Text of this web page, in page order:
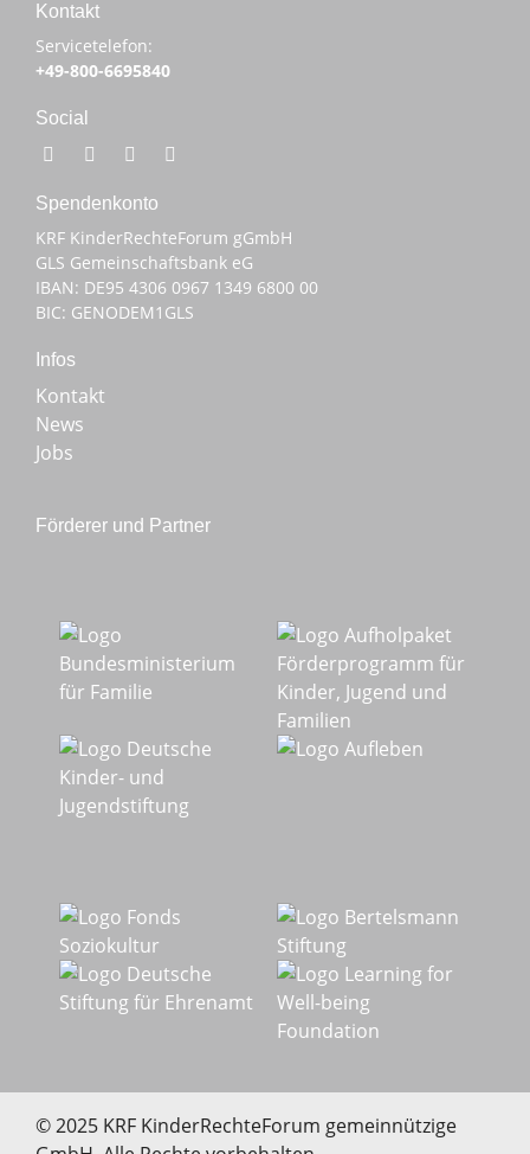
Kontakt
Servicetelefon:
+49-800-6695840
Social
Spenden­konto
KRF KinderRechteForum gGmbH
GLS Gemeinschaftsbank eG
IBAN: DE95 4306 0967 1349 6800 00
BIC: GENODEM1GLS
Infos
Kontakt
News
Jobs
Förderer und Partner
© 2025 KRF KinderRechteForum gemeinnützige